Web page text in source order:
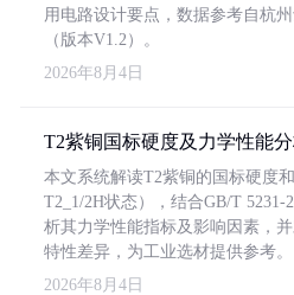
用电路设计要点，数据参考自杭
（版本V1.2）。
2026年8月4日
T2紫铜国标硬度及力学性能
本文系统解读T2紫铜的国标硬度
T2_1/2H状态），结合GB/T 5231-
析其力学性能指标及影响因素，
特性差异，为工业选材提供参考。
2026年8月4日